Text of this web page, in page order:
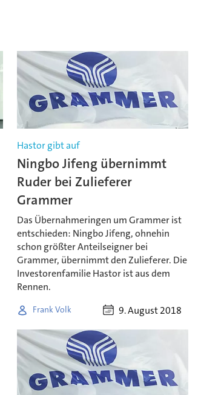
Hastor gibt auf
Ningbo Jifeng übernimmt
Ruder bei Zulieferer
Grammer
Das Übernahmeringen um Grammer ist
entschieden: Ningbo Jifeng, ohnehin
schon größter Anteilseigner bei
Grammer, übernimmt den Zulieferer. Die
Investorenfamilie Hastor ist aus dem
Rennen.
Frank Volk 9. August 2018